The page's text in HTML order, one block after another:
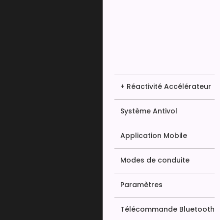
+ Réactivité Accélérateur
Système Antivol
Application Mobile
Modes de conduite
Paramètres
Télécommande Bluetooth